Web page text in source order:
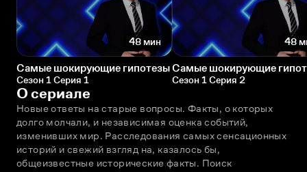
48 мин
Самые шокирующие гипотезы
Сезон 1 Серия 1
48
Самые шокирующие
Сезон 1 Серия 2
О сериале
Новые ответы на старые вопросы. Факты, о которых
долго молчали, и независимая оценка событий,
изменивших мир. Расследования самых сенсационных
историй и свежий взгляд на, казалось бы,
общеизвестные исторические факты. Поиск